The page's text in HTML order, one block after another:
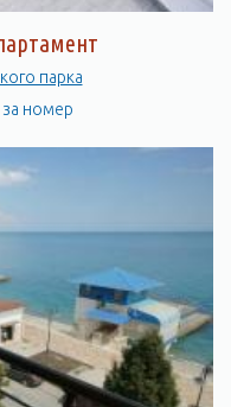
парка
номер